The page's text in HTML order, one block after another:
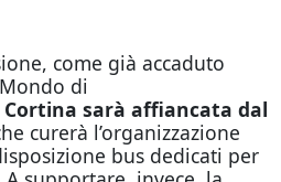
come già accaduto
di
Cortina sarà affiancata dal
curerà l’organizzazione
bus dedicati per